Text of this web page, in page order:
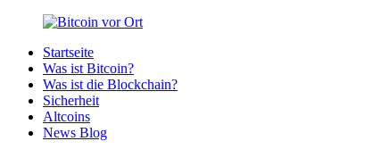
Zurück
Inhalt
Bitcoin
Bitcoins
deiner
Region
Startseite
Was ist Bitcoin?
Was ist die Blockchain?
Sicherheit
Altcoins
News Blog